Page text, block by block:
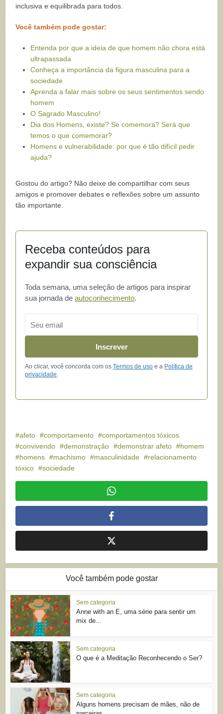
inclusiva e equilibrada para todos.
Você também pode gostar:
Entenda por que a ideia de que homem não chora está
ultrapassada
Conheça a importância da figura masculina para a
sociedade
Aprenda a falar mais sobre os seus sentimentos sendo
homem
O Sagrado Masculino!
Dia dos Homens, existe? Se comemora? Será que
temos o que comemorar?
Homens e vulnerabilidade: por que é tão difícil pedir
ajuda?
Gostou do artigo? Não deixe de compartilhar com seus
amigos e promover debates e reflexões sobre um assunto
tão importante.
Receba conteúdos para
expandir sua consciência
Toda semana, uma seleção de artigos para inspirar
sua jornada deautoconhecimento.
Inscrever
Ao clicar, você concorda com osTermos de uso e a Política de
privacidade.
afeto comportamento
comportamentos tóxicos
convivendo
demonstração demonstrar afeto
homem
homens
machismo masculinidade
relacionamento
tóxico
sociedade
Você também pode gostar
Sem categoria
Anne with an E, uma série para sentir um
mix de...
Sem categoria
O que é a Meditação Reconhecendo o Ser?
Sem categoria
Alguns homens precisam de mães, não de